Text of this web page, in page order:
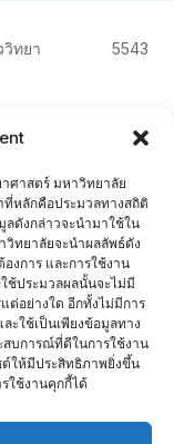
ศาสตร์ มหาวิทยาลัย
หลักคือประมวลทางสถิติ
ดังกล่าวจะนำมาใช้ใน
วิทยาลัยจะนำผลลัพธ์ดัง
งการ และการใช้งาน
ช้ประมวลผลนั้นจะไม่มี
ต่อย่างใด อีกทั้งไม่มีการ
ะใช้เป็นเพียงข้อมูลทาง
บการณ์ที่ดีในการใช้งาน
ให้มีประสิทธิภาพยิ่งขึ้น
ใช้งานคุกกี้ได้
ทยา 5543
ยา